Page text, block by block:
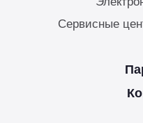
Сервисные